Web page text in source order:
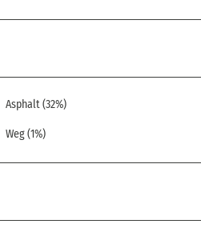
Asphalt (32%)
Weg (1%)